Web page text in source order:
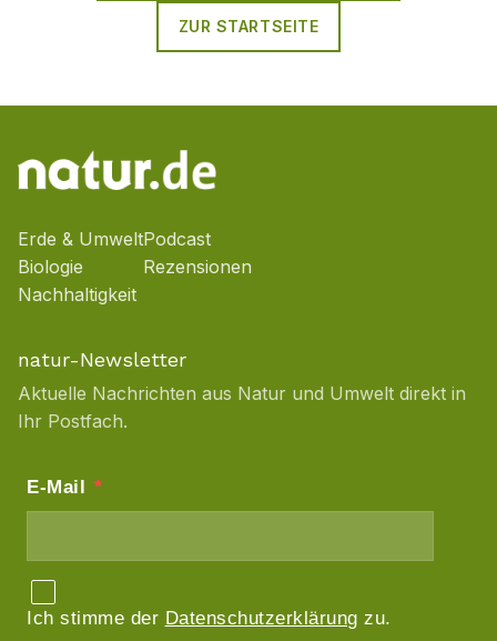
ZUR STARTSEITE
Erde & Umwelt
Biologie
Nachhaltigkeit
Podcast
Rezensionen
natur-Newsletter
Aktuelle Nachrichten aus Natur und Umwelt direkt in
Ihr Postfach.